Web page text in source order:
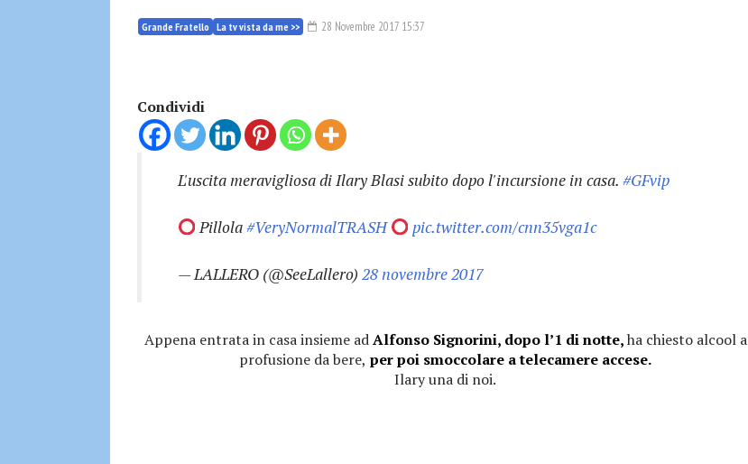
Grande Fratello La tv vista da me >> 28 Novembre 2017 15:37
Condividi
L'uscita meravigliosa di Ilary Blasi subito dopo l'incursione in casa. #GFvip
Pillola#VeryNormalTRASH pic.twitter.com/cnn35vga1c
— LALLERO (@SeeLallero) 28 novembre 2017
Appena entrata in casa insieme adAlfonso Signorini, dopo l’1 di notte,ha chiesto alcool a
profusione da bere, per poi smoccolare a telecamere accese.
Ilary una di noi.